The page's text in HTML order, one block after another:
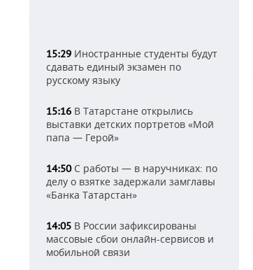
15:29 Иностранные студенты будут
сдавать единый экзамен по
русскому языку
15:16 В Татарстане открылись
выставки детских портретов «Мой
папа — Герой»
14:50С работы — в наручниках: по
делу о взятке задержали замглавы
«Банка Татарстан»
14:05 В России зафиксированы
массовые сбои онлайн-сервисов и
мобильной связи